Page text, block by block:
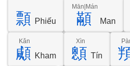
顠 Phiếu 顢
Mān|Mán
Man
顑
Kǎn
Kham 顖
Xìn
Tín